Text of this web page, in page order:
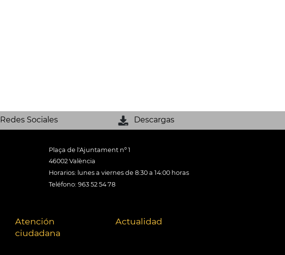
Redes Sociales Descargas
Plaça de l'Ajuntament nº 1
46002 València
Horarios: lunes a viernes de 8:30 a 14:00 horas
Teléfono: 963 52 54 78
Atención
ciudadana
Actualidad